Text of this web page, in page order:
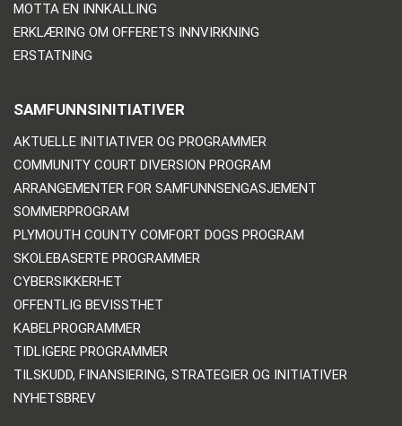
MOTTA EN INNKALLING
ERKLÆRING OM OFFERETS INNVIRKNING
ERSTATNING
SAMFUNNSINITIATIVER
AKTUELLE INITIATIVER OG PROGRAMMER
COMMUNITY COURT DIVERSION PROGRAM
ARRANGEMENTER FOR SAMFUNNSENGASJEMENT
SOMMERPROGRAM
PLYMOUTH COUNTY COMFORT DOGS PROGRAM
SKOLEBASERTE PROGRAMMER
CYBERSIKKERHET
OFFENTLIG BEVISSTHET
KABELPROGRAMMER
TIDLIGERE PROGRAMMER
TILSKUDD, FINANSIERING, STRATEGIER OG INITIATIVER
NYHETSBREV